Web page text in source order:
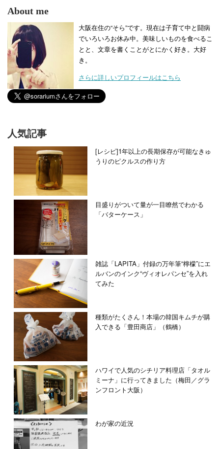
About me
大阪在住の“そら”です。現在は子育て中と闘病
でいろいろお休み中。美味しいものを食べるこ
とと、文章を書くことがとにかく好き。大好
き。
さらに詳しいプロフィールはこちら
人気記事
[レシピ]1年以上の長期保存が可能なきゅ
うりのピクルスの作り方
目盛りがついて量が一目瞭然でわかる
「バターケース」
雑誌「LAPITA」付録の万年筆“檸檬”にエ
ルバンのインク“ヴィオレパンセ”を入れ
てみた
種類がたくさん！本場の韓国キムチが購
入できる「豊田商店」（鶴橋）
ハワイで人気のシチリア料理店「タオル
ミーナ」に行ってきました（梅田／グラ
ンフロント大阪）
わが家の近況